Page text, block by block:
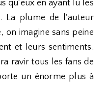
qu'eux en ayant lu les
La plume de l'auteur
on imagine sans peine
et leurs sentiments.
ravir tous les fans de
un énorme plus à